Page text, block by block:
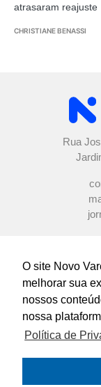
O site Novo
melhorar sua
nossos
nossa
Política de
atrasaram reajuste
CHRISTIANE BENASSI
Rua
O